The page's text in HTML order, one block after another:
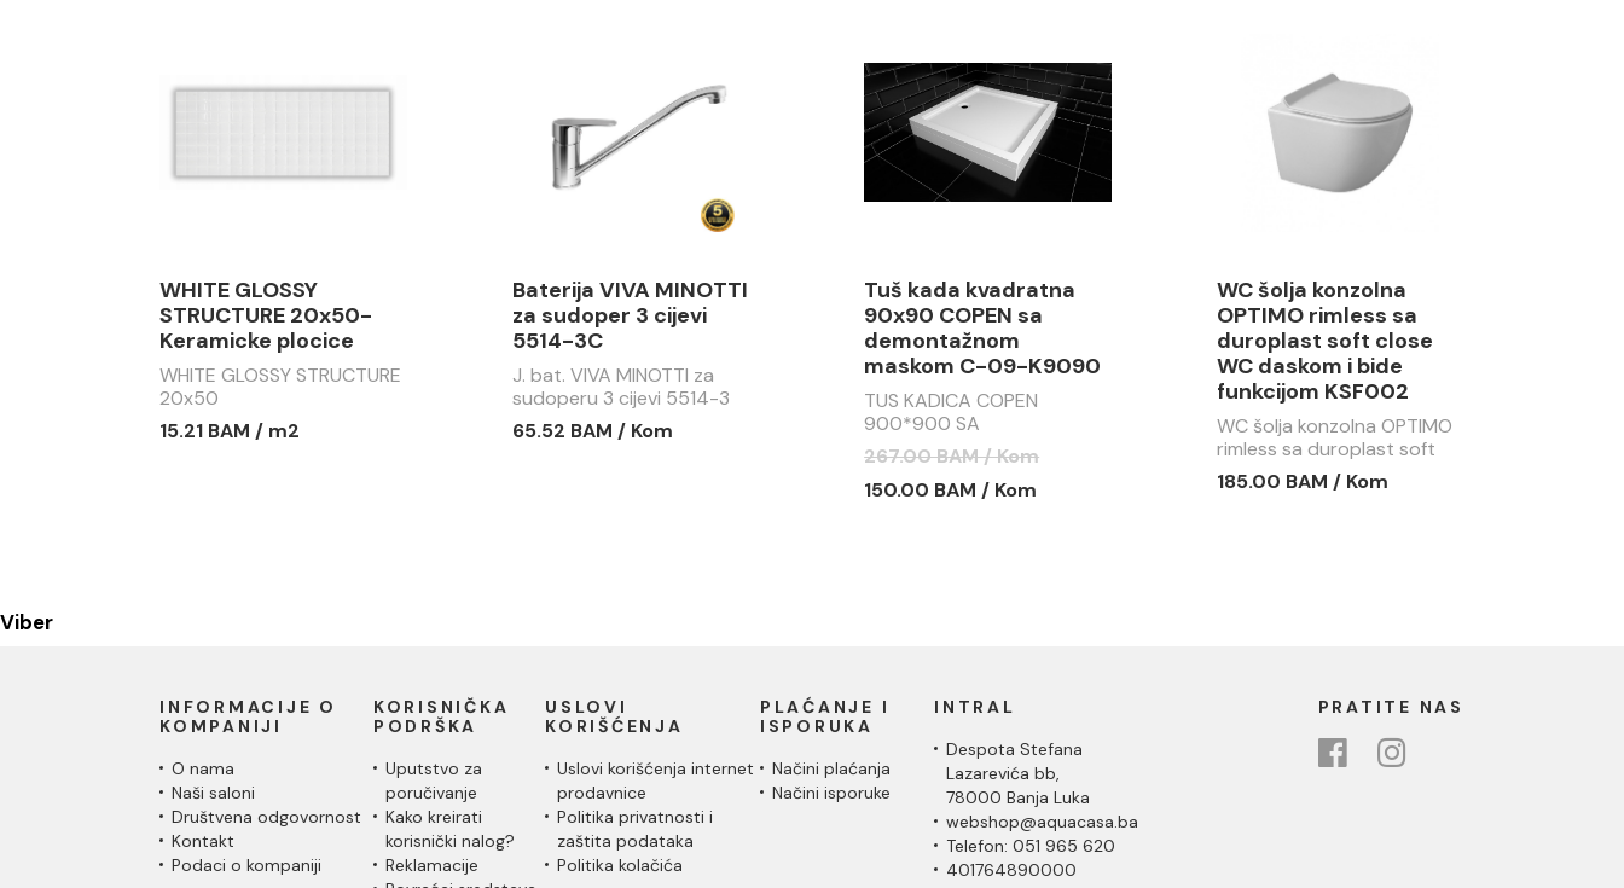
WHITE GLOSSY
STRUCTURE 20x50-
Keramicke plocice
WHITE GLOSSY STRUCTURE
20x50
15.21 BAM / m2
Baterija VIVA MINOTTI
za sudoper 3 cijevi
5514-3C
J. bat. VIVA MINOTTI za
sudoperu 3 cijevi 5514-3
65.52 BAM / Kom
Tuš kada kvadratna
90x90 COPEN sa
demontažnom
maskom C-09-K9090
TUS KADICA COPEN
900*900 SA
DEMONTAŽNOM MASKOM
C-09-K9090
267.00 BAM / Kom
150.00 BAM / Kom
WC šolja konzolna
OPTIMO rimless sa
duroplast soft close
WC daskom i bide
funkcijom KSF002
WC šolja konzolna OPTIMO
rimless sa duroplast soft
close WC daskom i bide
funkcijom KFS002
185.00 BAM / Kom
Viber
INFORMACIJE O
KOMPANIJI
O nama
Naši saloni
Društvena odgovornost
Kontakt
Podaci o kompaniji
KORISNIČKA
PODRŠKA
Uputstvo za
poručivanje
Kako kreirati
korisnički nalog?
Reklamacije
USLOVI
KORIŠĆENJA
Uslovi korišćenja internet
prodavnice
Politika privatnosti i
zaštita podataka
Politika kolačića
PLAĆANJE I
ISPORUKA
Načini plaćanja
Načini isporuke
INTRAL
Despota Stefana
Lazarevića bb,
78000 Banja Luka
webshop@aquacasa.ba
Telefon: 051 965 620
401764890000
PRATITE NAS